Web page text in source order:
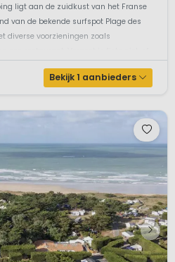
Voyage
ligt aan de zuidkust van het Franse
van de bekende surfspot Plage des
diverse voorzieningen zoals
Bekijk 1 aanbieders